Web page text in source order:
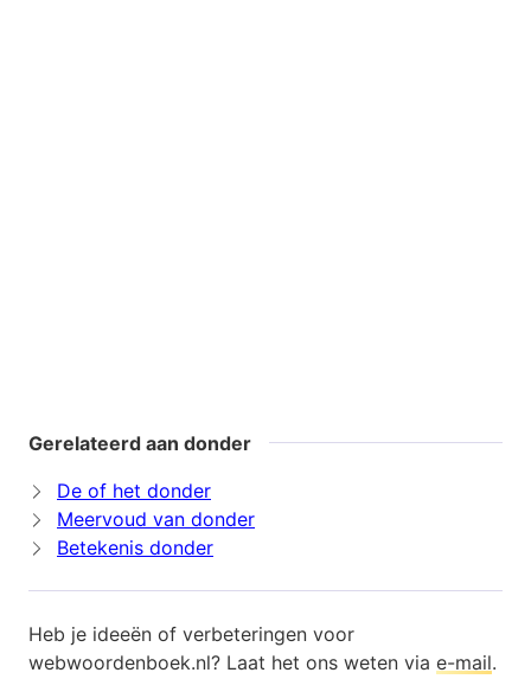
Gerelateerd aan donder
De of het donder
Meervoud van donder
Betekenis donder
Heb je ideeën of verbeteringen voor
webwoordenboek.nl? Laat het ons weten via e-mail.